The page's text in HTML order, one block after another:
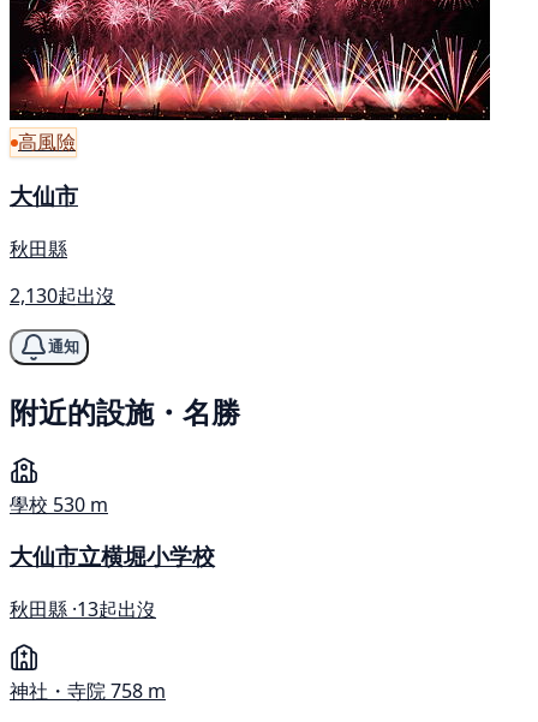
高風險
大仙市
秋田縣
2,130起出沒
通知
附近的設施・名勝
學校 530 m
大仙市立横堀小学校
秋田縣 ·13起出沒
神社・寺院758 m